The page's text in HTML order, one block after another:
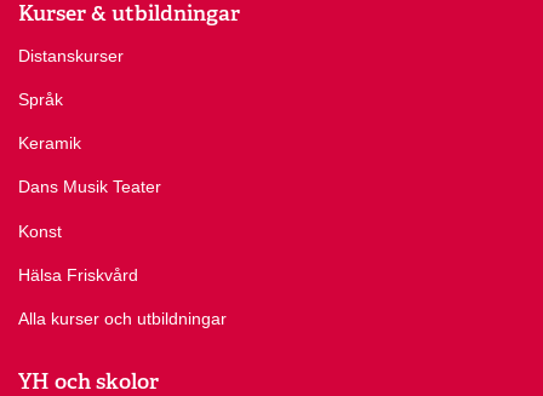
Kurser & utbildningar
Distanskurser
Språk
Keramik
Dans Musik Teater
Konst
Hälsa Friskvård
Alla kurser och utbildningar
YH och skolor